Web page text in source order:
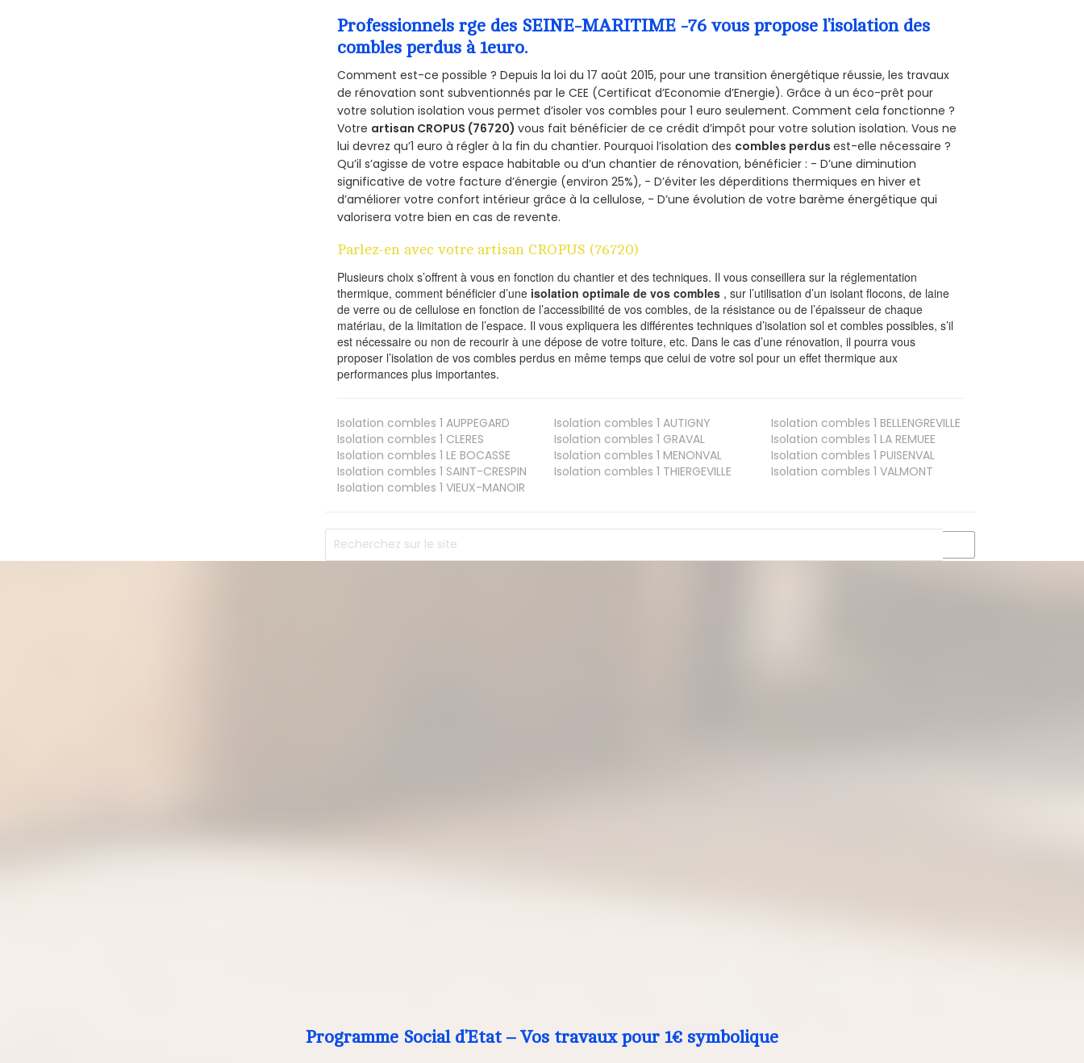
Professionnels rge des SEINE-MARITIME -76 vous propose l’isolation des
combles perdus à 1euro.
Comment est-ce possible ? Depuis la loi du 17 août 2015, pour une transition énergétique réussie, les travaux
de rénovation sont subventionnés par le CEE (Certificat d’Economie d’Energie). Grâce à un éco-prêt pour
votre solution isolation vous permet d’isoler vos combles pour 1 euro seulement. Comment cela fonctionne ?
Votre artisan CROPUS (76720)vous fait bénéficier de ce crédit d’impôt pour votre solution isolation. Vous ne
lui devrez qu’1 euro à régler à la fin du chantier. Pourquoi l’isolation des combles perdusest-elle nécessaire ?
Qu’il s’agisse de votre espace habitable ou d’un chantier de rénovation, bénéficier : - D’une diminution
significative de votre facture d’énergie (environ 25%), - D’éviter les déperditions thermiques en hiver et
d’améliorer votre confort intérieur grâce à la cellulose, - D’une évolution de votre barème énergétique qui
valorisera votre bien en cas de revente.
Parlez-en avec votre artisan CROPUS (76720)
Plusieurs choix s’offrent à vous en fonction du chantier et des techniques. Il vous conseillera sur la réglementation
thermique, comment bénéficier d’une isolation optimale de vos combles , sur l’utilisation d’un isolant flocons, de laine
de verre ou de cellulose en fonction de l’accessibilité de vos combles, de la résistance ou de l’épaisseur de chaque
matériau, de la limitation de l’espace. Il vous expliquera les différentes techniques d’isolation sol et combles possibles, s’il
est nécessaire ou non de recourir à une dépose de votre toiture, etc. Dans le cas d’une rénovation, il pourra vous
proposer l’isolation de vos combles perdus en même temps que celui de votre sol pour un effet thermique aux
performances plus importantes.
Isolation combles 1 AUPPEGARD Isolation combles 1 AUTIGNY Isolation combles 1 BELLENGREVILLE
Isolation combles 1 CLERES Isolation combles 1 GRAVAL Isolation combles 1 LA REMUEE
Isolation combles 1 LE BOCASSE Isolation combles 1 MENONVAL Isolation combles 1 PUISENVAL
Isolation combles 1 SAINT-CRESPIN Isolation combles 1 THIERGEVILLE Isolation combles 1 VALMONT
Isolation combles 1 VIEUX-MANOIR
Programme Social d’Etat – Vos travaux pour 1€ symbolique